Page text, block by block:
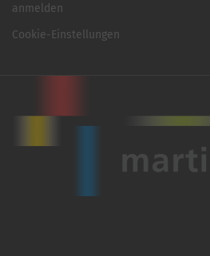
anmelden
Cookie-Einstellungen